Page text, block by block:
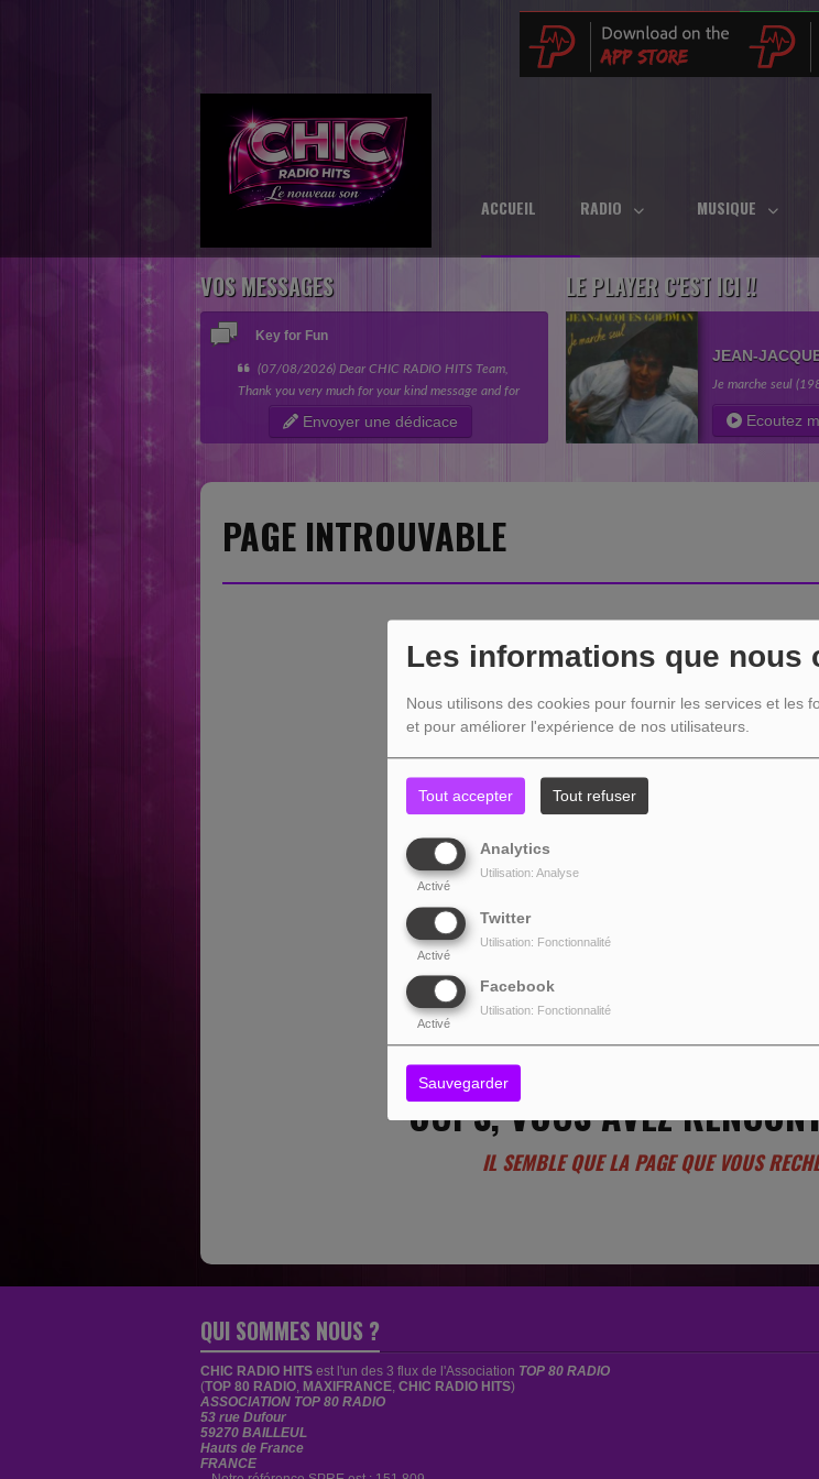
Les informations que nous
Nous utilisons des cookies pour fournir les services et les
et pour améliorer l'expérience de nos utilisateurs.
Tout accepter Tout refuser
Analytics
Activé
Utilisation: Analyse
Twitter
Activé
Utilisation: Fonctionnalité
Facebook
Activé
Utilisation: Fonctionnalité
Sauvegarder
ACCUEIL RADIO MUSIQUE
VOS MESSAGES
Key for Fun
(07/08/2026) Dear CHIC RADIO HITS Team,
Thank you very much for your kind message and for
giving my song the opportunity to be featured in your
“Nouvelles sensations” category....
Envoyer une dédicace
LE PLAYER C'EST ICI !!
JEAN-
Je marche seul
Ecoutez
PAGE INTROUVABLE
OUPS, VOUS AVEZ
IL SEMBLE QUE LA PAGE QUE VOUS
QUI SOMMES NOUS ?
CHIC RADIO HITS est l'un des 3 flux de l'Association TOP 80 RADIO
(TOP 80 RADIO, MAXIFRANCE, CHIC RADIO HITS)
ASSOCIATION TOP 80 RADIO
53 rue Dufour
59270 BAILLEUL
Hauts de France
FRANCE